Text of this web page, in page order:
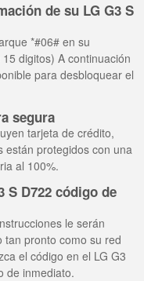
de su LG G3 S
*#06# en su
digitos) A continuación
para desbloquear el
segura
tarjeta de crédito,
están protegidos con una
al 100%.
S D722 código de
le serán
tan pronto como su red
el código en el LG G3
de inmediato.